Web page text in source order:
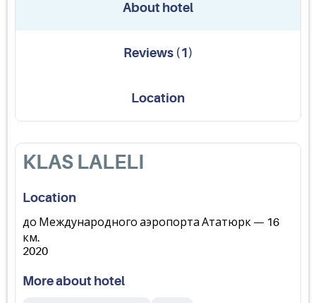
About hotel
Reviews( 1 )
Location
KLAS LALELI
Location
до Международного аэропорта Ататюрк — 16
км.
2020
More about hotel